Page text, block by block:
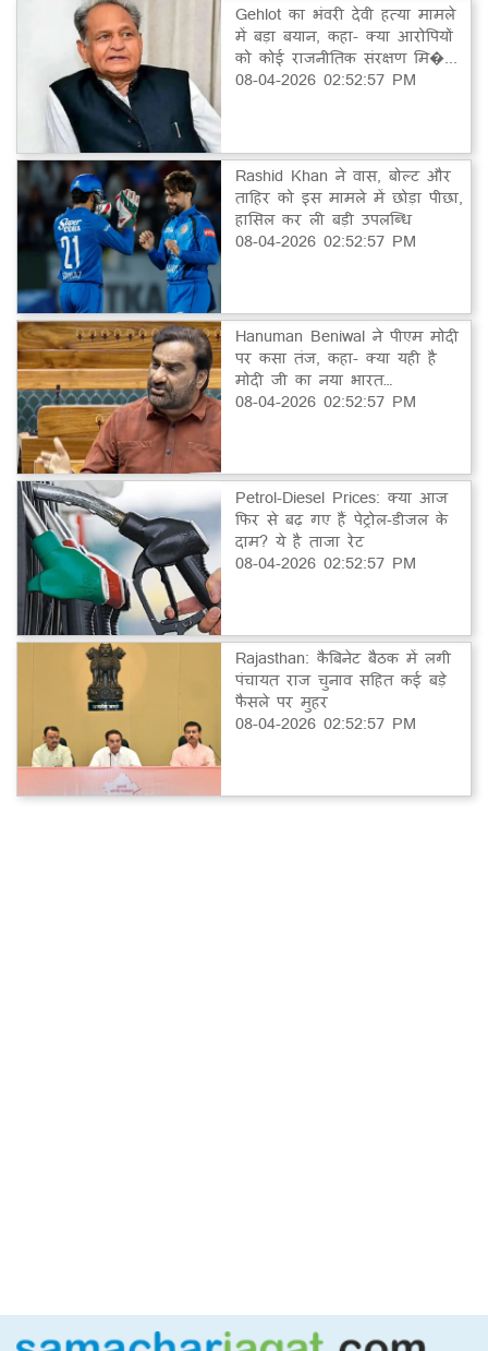
Gehlot का भंवरी देवी हत्या मामले
में बड़ा बयान, कहा- क्या आरोपियों
को कोई राजनीतिक संरक्षण मि�...
08-04-2026 02:52:57 PM
Rashid Khan ने वास, बोल्ट और
ताहिर को इस मामले में छोड़ा पीछा,
हासिल कर ली बड़ी उपलब्धि
08-04-2026 02:52:57 PM
Hanuman Beniwal ने पीएम मोदी
पर कसा तंज, कहा- क्या यही है
मोदी जी का नया भारत…
08-04-2026 02:52:57 PM
Petrol-Diesel Prices: क्या आज
फिर से बढ़ गए हैं पेट्रोल-डीजल के
दाम? ये है ताजा रेट
08-04-2026 02:52:57 PM
Rajasthan: कैबिनेट बैठक में लगी
पंचायत राज चुनाव सहित कई बड़े
फैसले पर मुहर
08-04-2026 02:52:57 PM